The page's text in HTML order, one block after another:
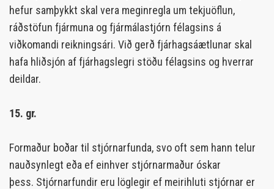
hefur samþykkt skal vera meginregla um tekjuöflun,
ráðstöfun fjármuna og fjármálastjórn félagsins á
viðkomandi reikningsári. Við gerð fjárhagsáætlunar skal
hafa hliðsjón af fjárhagslegri stöðu félagsins og hverrar
deildar.
15. gr.
Formaður boðar til stjórnarfunda, svo oft sem hann telur
nauðsynlegt eða ef einhver stjórnarmaður óskar
þess. Stjórnarfundir eru löglegir ef meirihluti stjórnar er